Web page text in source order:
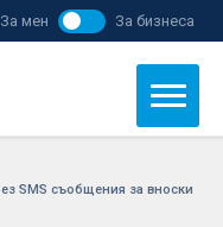
За мен За бизнеса
SMS съобщения за вноски